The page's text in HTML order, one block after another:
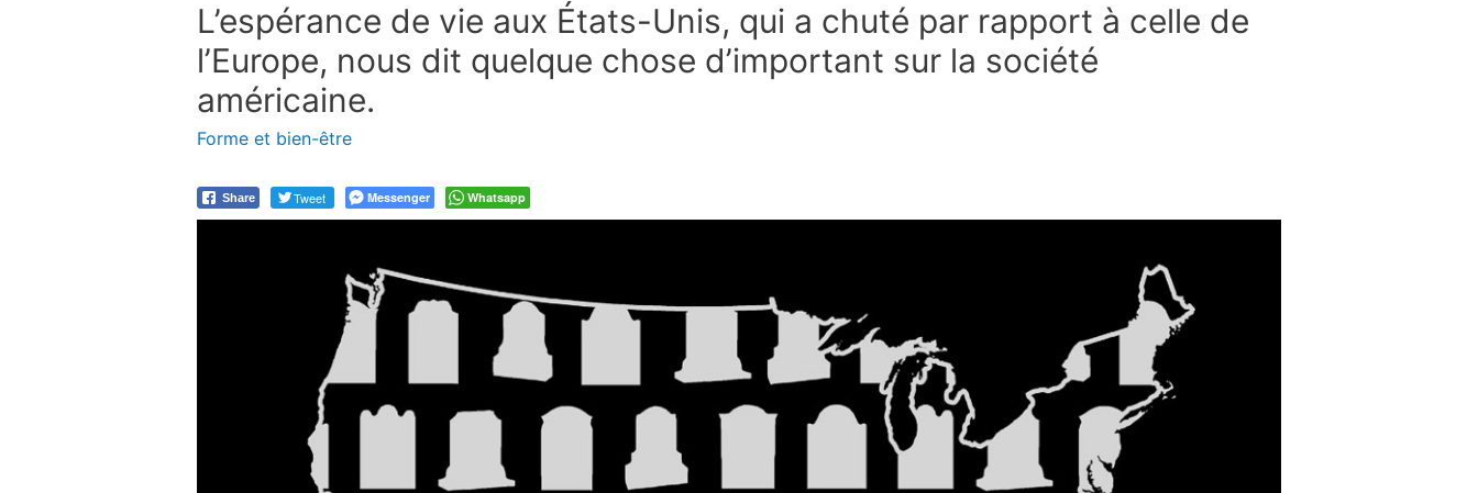
L’espérance de vie aux États-Unis, qui a chuté par rapport à celle de
l’Europe, nous dit quelque chose d’important sur la société
américaine.
Forme et bien-être
Share Tweet Messenger Whatsapp